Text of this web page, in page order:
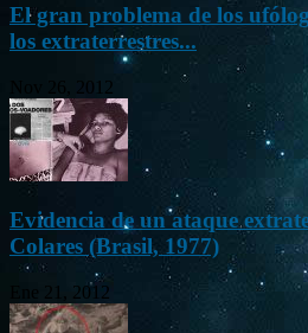
El gran problema de los
los extraterrestres...
Nov 26, 2012
Evidencia de un ataque
Colares (Brasil, 1977)
Ene 21, 2012